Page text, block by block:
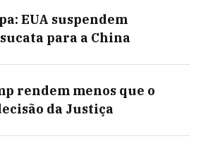
EUA suspendem
para a China
rendem menos que o
da Justiça